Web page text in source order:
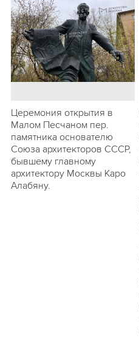
Церемония открытия в
Малом Песчаном пер.
памятника основателю
Союза архитекторов СССР,
бывшему главному
архитектору Москвы Каро
Алабяну.